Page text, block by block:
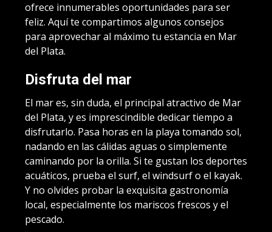
ofrece innumerables oportunidades para ser
feliz. Aquí te compartimos algunos consejos
para aprovechar al máximo tu estancia en Mar
del Plata.
Disfruta del mar
El mar es, sin duda, el principal atractivo de Mar
del Plata, y es imprescindible dedicar tiempo a
disfrutarlo. Pasa horas en la playa tomando sol,
nadando en las cálidas aguas o simplemente
caminando por la orilla. Si te gustan los deportes
acuáticos, prueba el surf, el windsurf o el kayak.
Y no olvides probar la exquisita gastronomía
local, especialmente los mariscos frescos y el
pescado.